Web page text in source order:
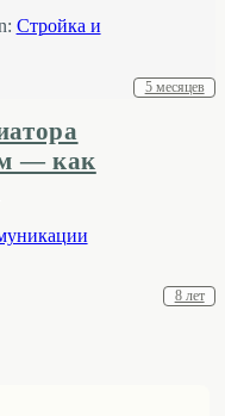
Стройка и
5 месяцев
— как
8 лет